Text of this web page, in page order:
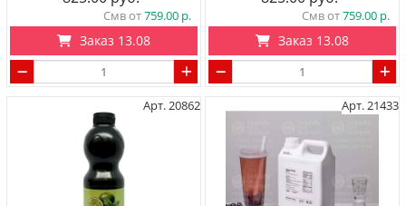
Смв от759.00
Заказ 13.08
Смв от759.00
Заказ 13.08
Арт. 20862 Арт. 21433